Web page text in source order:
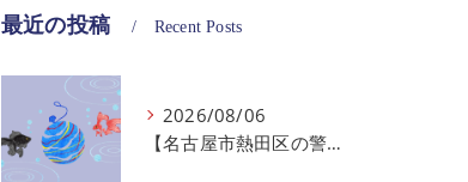
最近の投稿 Recent Posts
2026/08/06
【名古屋市熱田区の警備会社】夏季休業のお知らせ